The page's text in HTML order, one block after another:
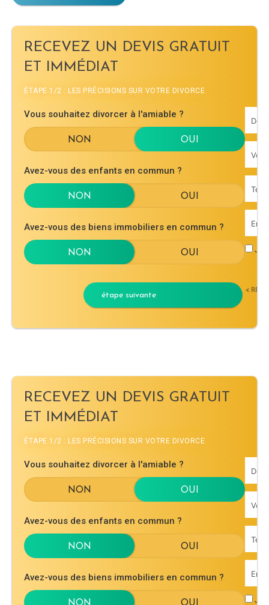
RECEVEZ UN DEVIS GRATUIT
ET IMMÉDIAT
ÉTAPE 1/2 : LES PRÉCISIONS SUR VOTRE DIVORCE
Vous souhaitez divorcer à l'amiable ?
Avez-vous des enfants en commun ?
Avez-vous des biens immobiliers en commun ?
étape suivante <
RECEVEZ UN DEVIS GRATUIT
ET IMMÉDIAT
ÉTAPE 1/2 : LES PRÉCISIONS SUR VOTRE DIVORCE
Vous souhaitez divorcer à l'amiable ?
Avez-vous des enfants en commun ?
Avez-vous des biens immobiliers en commun ?